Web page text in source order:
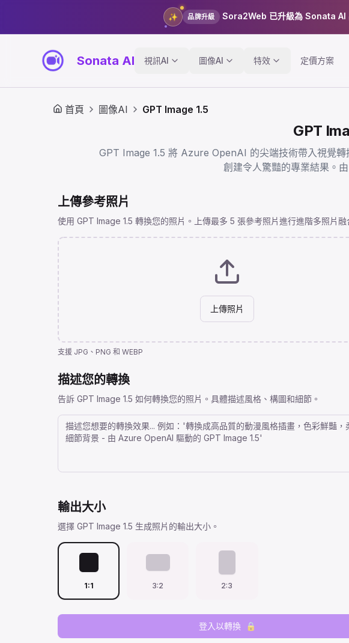
✨ 品牌升級 Sora2Web 已升級為 Sonata AI
Sonata AI 視訊AI 圖像AI 特效 定價方案
首頁 圖像AI GPT Image 1.5
GPT
GPT Image 1.5 將 Azure OpenAI 的尖端技術帶入視覺
創建令人驚豔的專業結果。
上傳參考照片
使用 GPT Image 1.5 轉換您的照片。上傳最多 5 張參考照片進行進階多照片融
上傳照片
支援 JPG、PNG 和 WEBP
描述您的轉換
告訴 GPT Image 1.5 如何轉換您的照片。具體描述風格、構圖和細節。
輸出大小
選擇 GPT Image 1.5 生成照片的輸出大小。
1:1 3:2 2:3
登入以轉換 🔒